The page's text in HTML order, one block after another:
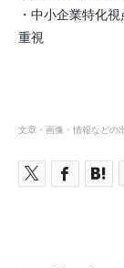
・中小企業特化
重視
文章・画像・情報などの